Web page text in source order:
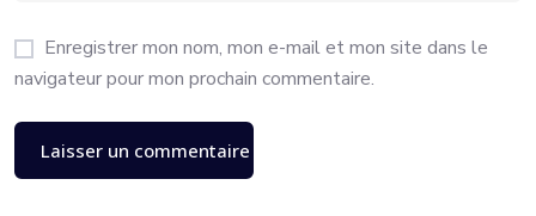
Enregistrer mon nom, mon e-mail et mon site dans le
navigateur pour mon prochain commentaire.